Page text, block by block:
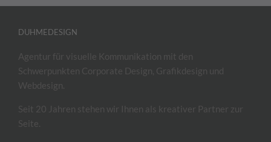
DUHMEDESIGN
Agentur für visuelle Kommunikation mit den
Schwerpunkten Corporate Design, Grafikdesign und
Webdesign.
Seit 20 Jahren stehen wir Ihnen als kreativer Partner zur
Seite.